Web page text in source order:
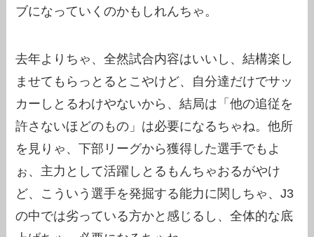
ブになっていくのかもしれんちゃ。
去年よりちゃ、全然試合内容はいいし、結構楽し
ませてもらっとるとこやけど、自分達だけでサッ
カーしとるわけやないから、結局は「他の追従を
許さないほどのもの」は必要になるちゃね。他所
を見りゃ、下部リーグから獲得した選手でもよ
ぉ、主力として活躍しとるもんちゃおるがやけ
ど、こういう選手を発掘する能力に関しちゃ、J3
の中では劣っている方かと感じるし、全体的な底